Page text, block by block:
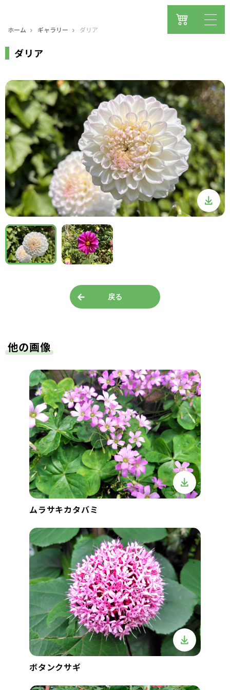
ホーム ギャラリー ダリア
ダリア
戻る
他の画像
ムラサキカタバミ
ボタンクサギ